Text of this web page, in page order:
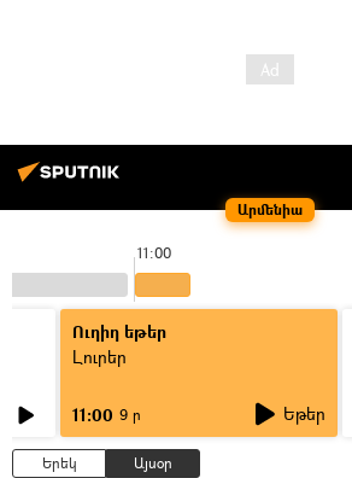
Արմենիա
11:00
Ուղիղ եթեր
Լուրեր
11:00 9 ր Եթեր
Երեկ Այսօր